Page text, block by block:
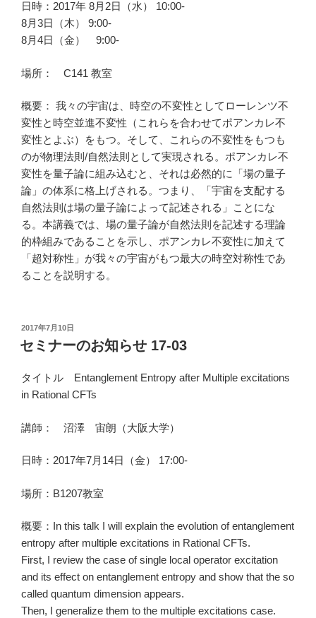
日時：2017年 8月2日（水） 10:00-
8月3日（木） 9:00-
8月4日（金） 9:00-
場所： C141 教室
概要： 我々の宇宙は、時空の不変性としてローレンツ不
変性と時空並進不変性（これらを合わせてポアンカレ不
変性とよぶ）をもつ。そして、これらの不変性をもつも
のが物理法則/自然法則として実現される。ポアンカレ不
変性を量子論に組み込むと、それは必然的に「場の量子
論」の体系に格上げされる。つまり、「宇宙を支配する
自然法則は場の量子論によって記述される」ことにな
る。本講義では、場の量子論が自然法則を記述する理論
的枠組みであることを示し、ポアンカレ不変性に加えて
「超対称性」が我々の宇宙がもつ最大の時空対称性であ
ることを説明する。
投
稿
日:
2017年7月10日
セミナーのお知らせ 17-03
タイトル Entanglement Entropy after Multiple excitations
in Rational CFTs
講師： 沼澤 宙朗 （大阪大学）
日時：2017年7月14日（金） 17:00-
場所：B1207教室
概要：In this talk I will explain the evolution of entanglement
entropy after multiple excitations in Rational CFTs.
First, I review the case of single local operator excitation
and its effect on entanglement entropy and show that the so
called quantum dimension appears.
Then, I generalize them to the multiple excitations case.